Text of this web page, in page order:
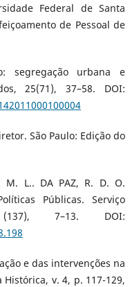
Federal de Santa
de Pessoal de
segregação urbana e
25(71), 37–58. DOI:
São Paulo: Edição do
M. L.. DA PAZ, R. D. O.
Públicas. Serviço
7–13. DOI:
e das intervenções na
v. 4, p. 117-129,